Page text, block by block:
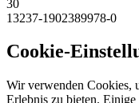
30
13237-1902389978-0
Cookie-
Wir verwenden Cookies,
Erlebnis zu bieten.